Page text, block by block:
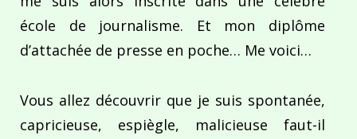
école de journalisme. Et mon diplôme
d’attachée de presse en poche… Me voici…
Vous allez découvrir que je suis spontanée,
capricieuse, espiègle, malicieuse faut-il